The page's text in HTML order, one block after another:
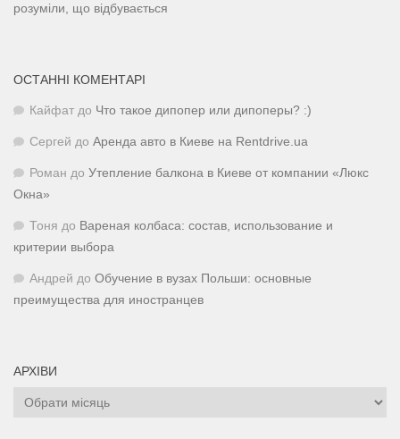
розуміли, що відбувається
ОСТАННІ КОМЕНТАРІ
Кайфат до Что такое дипопер или дипоперы? :)
Сергей до Аренда авто в Киеве на Rentdrive.ua
Роман до Утепление балкона в Киеве от компании «Люкс
Окна»
Тоня до Вареная колбаса: состав, использование и
критерии выбора
Андрей до Обучение в вузах Польши: основные
преимущества для иностранцев
АРХІВИ
Архіви